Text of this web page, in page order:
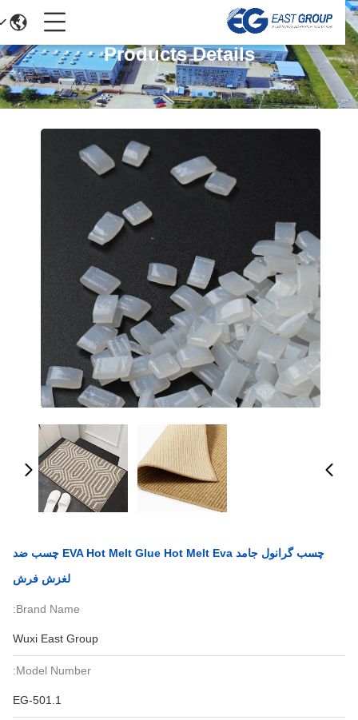
Products Details
چسب گرانول جامد EVA Hot Melt Glue Hot Melt Eva چسب ضد
لغزش فرش
Brand Name:
Wuxi East Group
Model Number:
EG-501.1